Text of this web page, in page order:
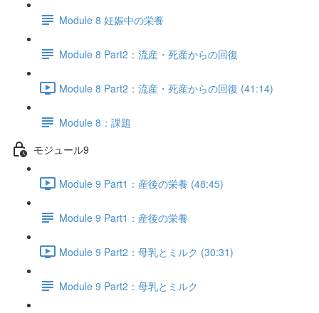
Module 8 妊娠中の栄養
Module 8 Part2：流産・死産からの回復
Module 8 Part2：流産・死産からの回復 (41:14)
Module 8：課題
モジュール9
Module 9 Part1：産後の栄養 (48:45)
Module 9 Part1：産後の栄養
Module 9 Part2：母乳とミルク (30:31)
Module 9 Part2：母乳とミルク